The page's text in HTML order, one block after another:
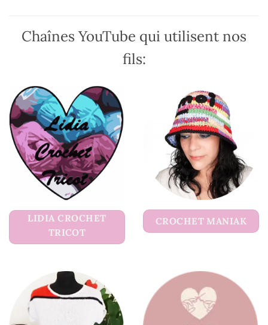
produit
produit
Chaînes YouTube qui utilisent nos
fils:
LIDIA CROCHET
TRICOT
CROCHET MANIAK